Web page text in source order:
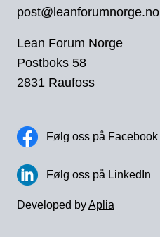
post@leanforumnorge.no
Lean Forum Norge
Postboks 58
2831 Raufoss
Følg oss på Facebook
Følg oss på LinkedIn
Developed byAplia